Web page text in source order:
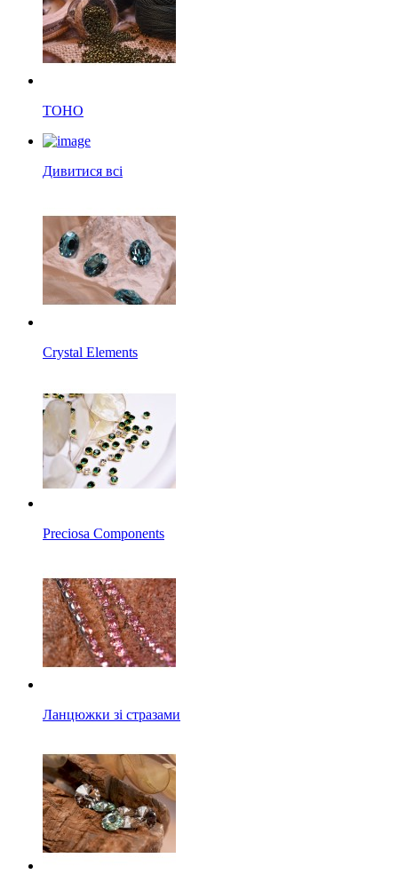
TOHO
Дивитися всі
Crystal Elements
Preciosa Components
Ланцюжки зі стразами